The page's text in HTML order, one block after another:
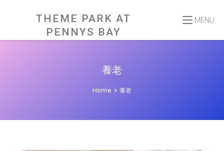
THEME PARK AT
PENNYS BAY
MENU
養老
Home 養老